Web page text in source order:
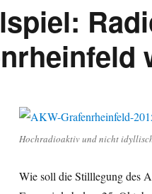
Hochradioaktiv und nicht
Wie soll die Stilllegung des